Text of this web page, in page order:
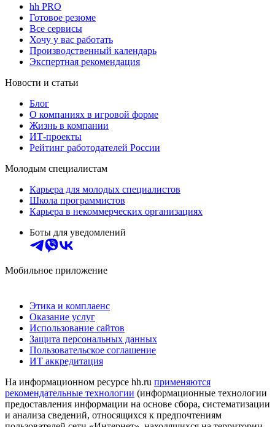
hh PRO
Готовое резюме
Все сервисы
Хочу у вас работать
Производственный календарь
Экспертная рекомендация
Новости и статьи
Блог
О компаниях в игровой форме
Жизнь в компании
ИТ-проекты
Рейтинг работодателей России
Молодым специалистам
Карьера для молодых специалистов
Школа программистов
Карьера в некоммерческих организациях
Боты для уведомлений
Мобильное приложение
Этика и комплаенс
Оказание услуг
Использование сайтов
Защита персональных данных
Пользовательское соглашение
ИТ аккредитация
На информационном ресурсе hh.ru применяются
рекомендательные технологии (информационные технологии
предоставления информации на основе сбора, систематизации
и анализа сведений, относящихся к предпочтениям